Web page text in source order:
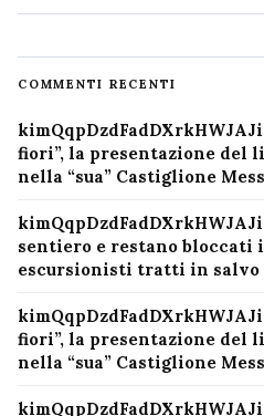
COMMENTI RECENTI
fiori”, la presentazione del
nella “sua” Castiglione
sentiero e restano bloccati
escursionisti tratti in salvo
fiori”, la presentazione del
nella “sua” Castiglione